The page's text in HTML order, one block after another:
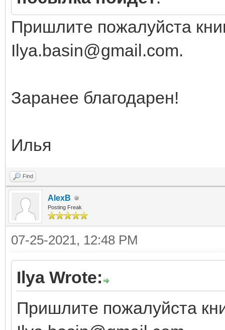
Пришлите пожалуйста
Ilya.basin@gmail.com.
Заранее благодарен!
Илья
Find
AlexB
Posting Freak
07-25-2021, 12:48 PM
Ilya Wrote:
Пришлите пожалуйста